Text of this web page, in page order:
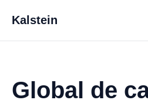
Kalstein
Global de